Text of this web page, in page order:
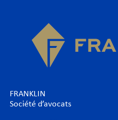
FRANKLIN
Société d’avocats